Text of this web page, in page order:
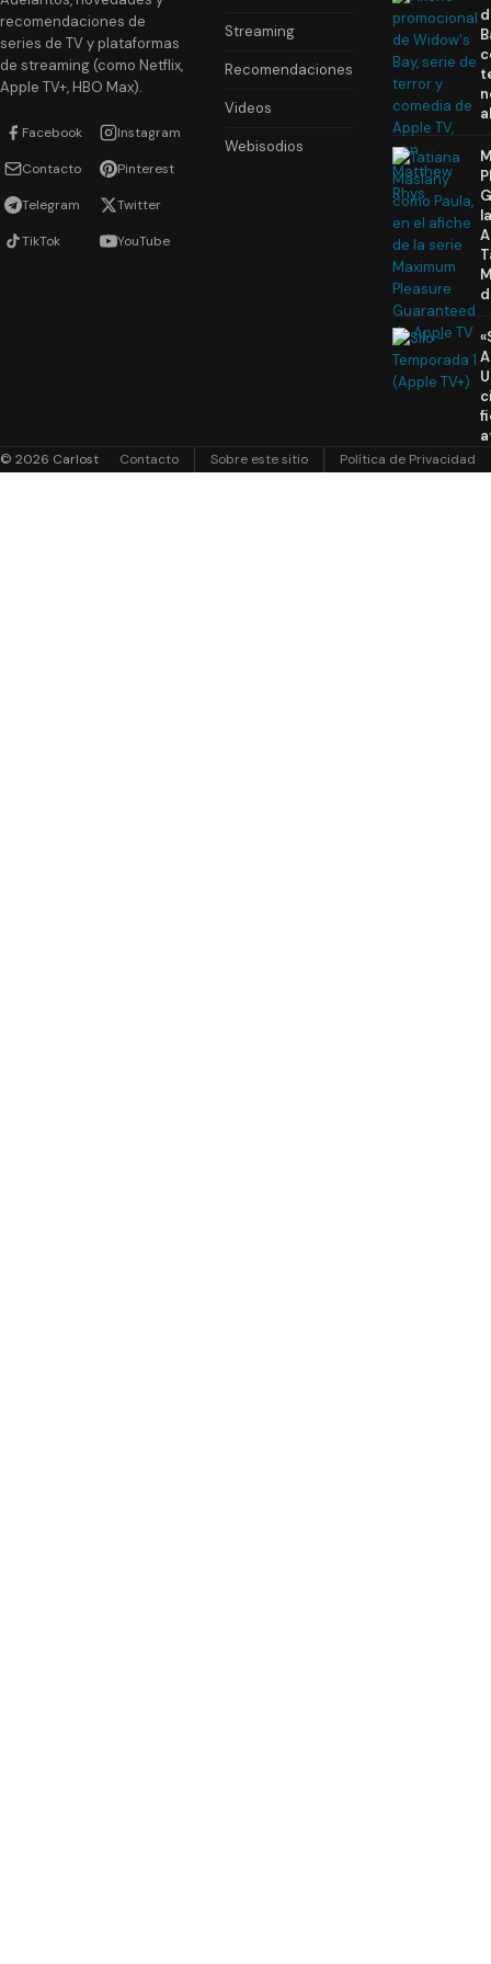
recomendaciones de
series de TV y plataformas
de streaming (como Netflix,
Apple TV+, HBO Max).
Facebook Instagram
Contacto Pinterest
Telegram Twitter
TikTok YouTube
Streaming
Recomendaciones
Videos
Webisodios
© 2026 Carlost Contacto Sobre este sitio Política de Privacidad